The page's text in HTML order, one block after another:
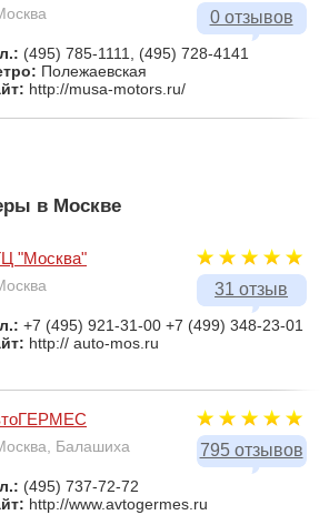
0 отзывов
(495) 785-1111, (495) 728-4141
Полежаевская
http://musa-motors.ru/
в Москве
31 отзыв
"Москва"
+7 (495) 921-31-00 +7 (499) 348-23-01
http:// auto-mos.ru
795 отзывов
Балашиха
(495) 737-72-72
http://www.avtogermes.ru